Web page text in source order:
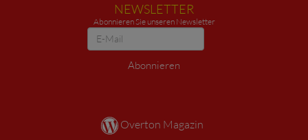
NEWSLETTER
Abonnieren Sie unseren Newsletter
Newsletter
Abonnieren
Overton Magazin